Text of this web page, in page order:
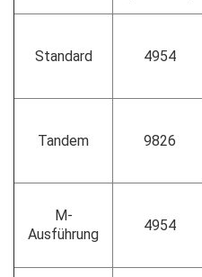
Standard 4954
Tandem 9826
M-
Ausführung
4954